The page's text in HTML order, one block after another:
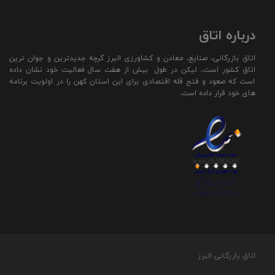
درباره اتاق
اتاق بازرگانی، صنایع، معادن و کشاورزی البرز گرچه جدیدترین و جوان ترین
اتاق کشور است، لیکن در طول بیش از هفت سال فعالیت خود نشان داده
است که صعود و فتح قله اقتصادی برای این استان کهن را در اولویت برنامه
های خود قرار داده است.
اتاق بازرگانی البرز